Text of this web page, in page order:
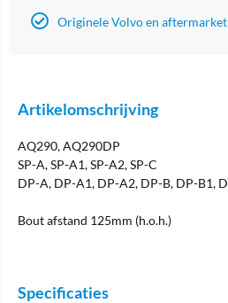
Originele Volvo en
Artikelomschrijving
AQ290, AQ290DP
SP-A, SP-A1, SP-A2, SP-C
DP-A, DP-A1, DP-A2, DP-B, DP-B1,
Bout afstand 125mm (h.o.h.)
Specificaties